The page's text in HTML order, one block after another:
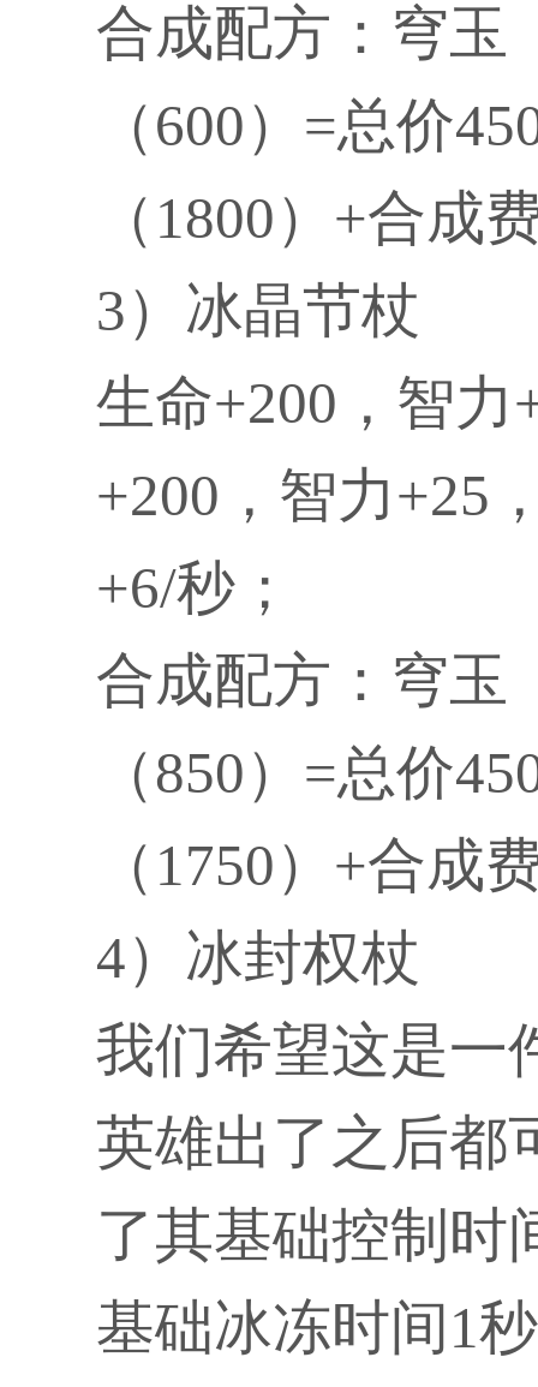
合成配方：穹玉
（600）=总价
（1800）+合成
3）冰晶节杖
生命+200，智
+200，智力+25
+6/秒；
合成配方：穹玉
（850）=总价
（1750）+合成
4）冰封权杖
我们希望这是一
英雄出了之后都
了其基础控制时
基础冰冻时间1